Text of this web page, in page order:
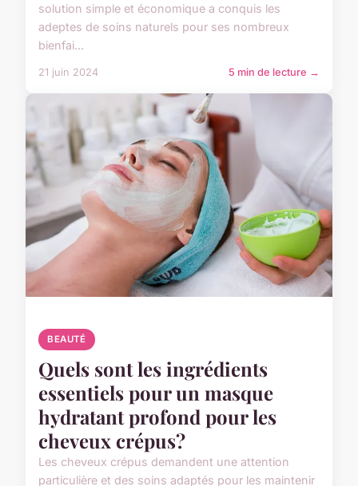
solution simple et économique a conquis les
adeptes de soins naturels pour ses nombreux
bienfai...
21 juin 2024 5 min de lecture →
BEAUTÉ
Quels sont les ingrédients
essentiels pour un masque
hydratant profond pour les
cheveux crépus?
Les cheveux crépus demandent une attention
particulière et des soins adaptés pour les maintenir